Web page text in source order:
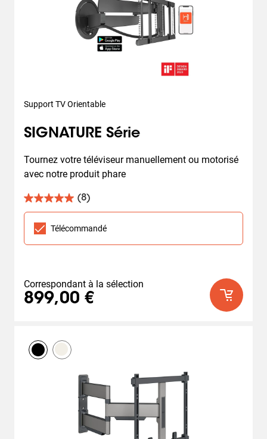
Support TV Orientable
SIGNATURE Série
Tournez votre téléviseur manuellement ou motorisé
avec notre produit phare
(8)
5.0
sur
étoiles.
8
Télécommandé
Correspondant à la sélection
899,00 €